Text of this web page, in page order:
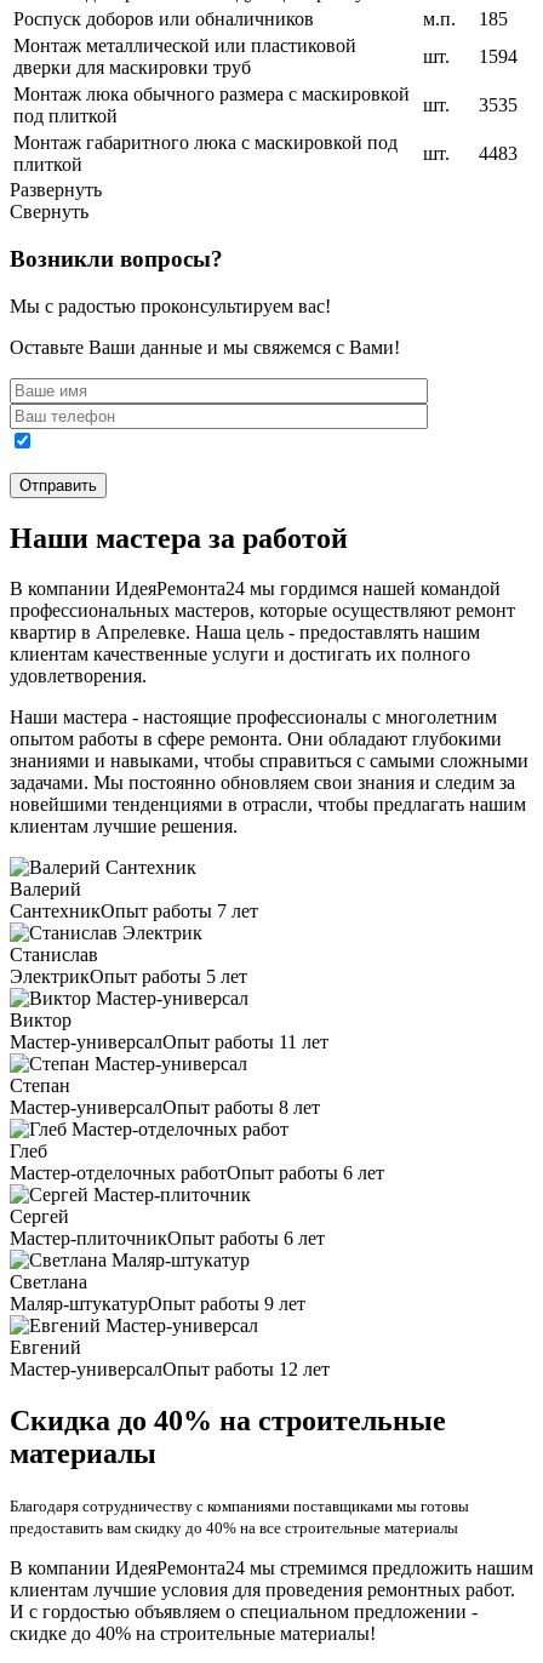
Роспуск доборов или обналичников
м.п.
185
Монтаж металлической или пластиковой
дверки для маскировки труб
шт.
1594
Монтаж люка обычного размера с маскировкой
под плиткой
шт.
3535
Монтаж габаритного люка с маскировкой под
плиткой
шт.
4483
Развернуть
Свернуть
Возникли вопросы?
Мы с радостью проконсультируем вас!
Оставьте Ваши данные и мы свяжемся с Вами!
Наши мастера за работой
В компании ИдеяРемонта24 мы гордимся нашей командой
профессиональных мастеров, которые осуществляют ремонт
квартир в Апрелевке. Наша цель - предоставлять нашим
клиентам качественные услуги и достигать их полного
удовлетворения.
Наши мастера - настоящие профессионалы с многолетним
опытом работы в сфере ремонта. Они обладают глубокими
знаниями и навыками, чтобы справиться с самыми сложными
задачами. Мы постоянно обновляем свои знания и следим за
новейшими тенденциями в отрасли, чтобы предлагать нашим
клиентам лучшие решения.
Валерий
СантехникОпыт работы 7 лет
Станислав
ЭлектрикОпыт работы 5 лет
Виктор
Мастер-универсалОпыт работы 11 лет
Степан
Мастер-универсалОпыт работы 8 лет
Глеб
Мастер-отделочных работОпыт работы 6 лет
Сергей
Мастер-плиточникОпыт работы 6 лет
Светлана
Маляр-штукатурОпыт работы 9 лет
Евгений
Мастер-универсалОпыт работы 12 лет
Скидка до 40% на строительные
материалы
Благодаря сотрудничеству с компаниями поставщиками мы готовы
предоставить вам скидку до 40% на все строительные материалы
В компании ИдеяРемонта24 мы стремимся предложить нашим
клиентам лучшие условия для проведения ремонтных работ.
И с гордостью объявляем о специальном предложении -
скидке до 40% на строительные материалы!